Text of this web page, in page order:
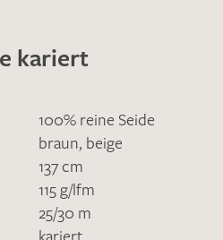
kariert
100% reine Seide
braun, beige
137 cm
115 g/lfm
25/30 m
kariert